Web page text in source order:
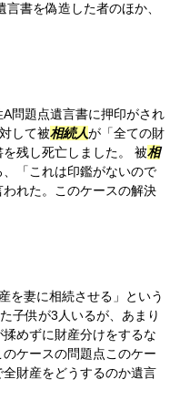
書を偽造した者のほか、
問題点遺言書に押印がされ
して被相続人が「全ての財
残し死亡しました。 被相
「これは印鑑がないので
れた。このケースの解決
を妻に相続させる」という
子供が3人いるが、あまり
めずに財産分けをするな
ケースの問題点このケー
財産をどうするのか遺言